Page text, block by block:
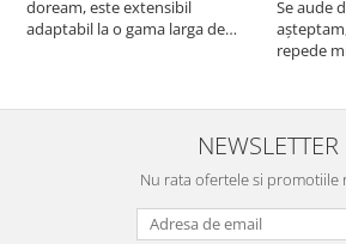
doream, este extensibil
adaptabil la o gama larga de
spatios, practic. Sunt multumit.
Se aude
repede
testul
NEWSLETTER
Nu rata ofertele si promotiile